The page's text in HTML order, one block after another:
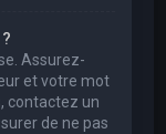
Assurez-
et votre mot
contactez un
de ne pas